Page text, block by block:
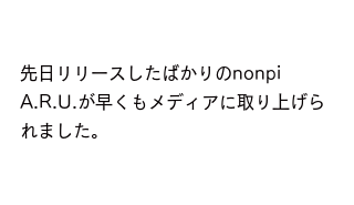
先日リリースしたばかりのnonpi
A.R.U.が早くもメディアに取り上げら
れました。